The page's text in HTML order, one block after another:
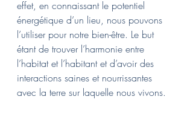
effet, en connaissant le potentiel
énergétique d’un lieu, nous pouvons
l’utiliser pour notre bien-être. Le but
étant de trouver l’harmonie entre
l’habitat et l’habitant et d’avoir des
interactions saines et nourrissantes
avec la terre sur laquelle nous vivons.